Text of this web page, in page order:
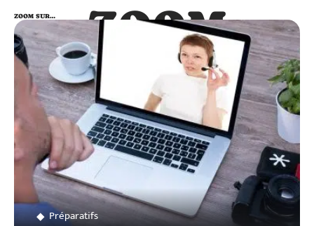
ZOOM
SUR…
ZOOM SUR…
Préparatifs